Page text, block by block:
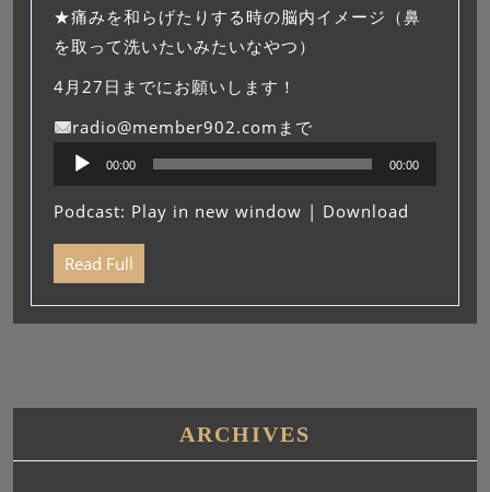
★痛みを和らげたりする時の脳内イメージ（鼻
を取って洗いたいみたいなやつ）
4月27日までにお願いします！
radio@member902.comまで
プ
ー
ヤ
00:00 00:00
Podcast: Play in new window | Download
Read Full
ARCHIVES